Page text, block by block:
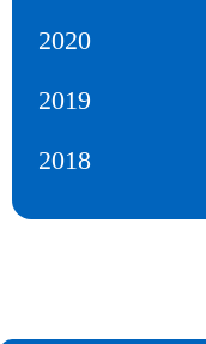
2020
2019
2018